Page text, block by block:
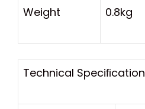
Weight 0.8kg
Technical Speciﬁcation